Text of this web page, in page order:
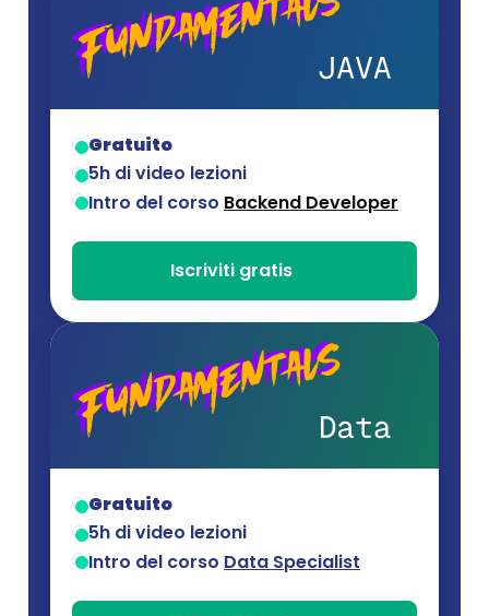
Gratuito
5h di video lezioni
Intro del corso Backend Developer
Iscriviti gratis
Gratuito
5h di video lezioni
Intro del corso Data Specialist